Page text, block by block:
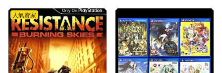
人氣賣家